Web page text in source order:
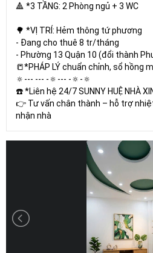
🔺 *3 TẦNG: 2 Phòng ngủ + 3 WC
🌳 *VỊ TRÍ: Hẻm thông tứ phương
- Đang cho thuê 8 tr/tháng
- Phường 13 Quận 10 (đổi thành
📒*PHÁP LÝ chuẩn chỉnh, sổ hồng
🔅--- --- -🔅--- -🔅-🔅
☎️ *Liên hệ 24/7 SUNNY HUỆ NHÀ
👉 Tư vấn chân thành – hỗ trợ
nhận nhà